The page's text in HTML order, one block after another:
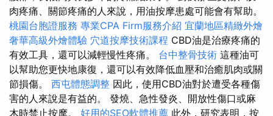
肉疼痛、關節疼痛的人來說，用油按摩患處可能會有幫助。
桃園台胞證服務 專業CPA Firm服務介紹 宜蘭地區精緻外燴
奢華高級外燴體驗 穴道按摩技術課程 CBD油是治療疼痛的
有效工具，還可以減輕慢性疼痛。 台中整骨技術 這種油可
以幫助您更快地康復，還可以有效降低血壓和治癒肌肉或關
節損傷。 西屯體態調整 因此，使用CBD油對於遭受各種傷
害的人來說是有益的。 發燒、急性發炎、開放性傷口或麻
木時禁止按摩。 好用的SEO軟體推薦 此外，研究表明，按